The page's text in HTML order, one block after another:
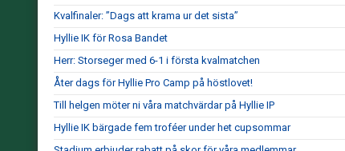
Kvalfinaler: ”Dags att krama ur det sista”
Hyllie IK för Rosa Bandet
Herr: Storseger med 6-1 i första kvalmatchen
Åter dags för Hyllie Pro Camp på höstlovet!
Till helgen möter ni våra matchvärdar på Hyllie IP
Hyllie IK bärgade fem troféer under het cupsommar